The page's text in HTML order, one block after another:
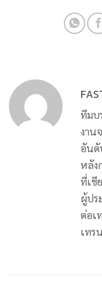
ทีมบ
งาน
อันดั
หลัง
ที่เขี
ผู้ปร
ต่อเ
เทร